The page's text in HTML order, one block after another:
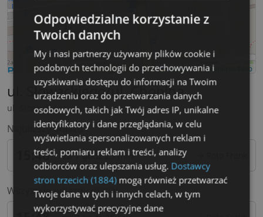
Leaflet|©OpenStreetMap
ul. Słowackiego/ul. Chopina
ul. Słowackiego
Najblizszy odjazd
15:48 za 7 godz 25 min
Wszystkie odjazdy dzisiaj
Odpowiedzialne korzystanie z
Twoich danych
My i nasi partnerzy używamy plików cookie i
podobnych technologii do przechowywania i
uzyskiwania dostępu do informacji na Twoim
urządzeniu oraz do przetwarzania danych
osobowych, takich jak Twój adres IP, unikalne
identyfikatory i dane przeglądania, w celu
wyświetlania spersonalizowanych reklam i
treści, pomiaru reklam i treści, analizy
odbiorców oraz ulepszania usług. Dostawcy
stron trzecich (1884)mogą również przetwarzać
Twoje dane w tych i innych celach, w tym
wykorzystywać precyzyjne dane